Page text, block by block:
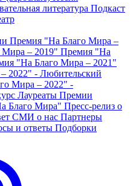
литература Подкаст
Премия "На Благо Мира –
– 2019" Премия "На
"На Благо Мира – 2021"
2022" - Любительский
Мира – 2022" -
Лауреаты Премии
Благо Мира" Пресс-релиз о
СМИ о нас Партнеры
и ответы Подборки